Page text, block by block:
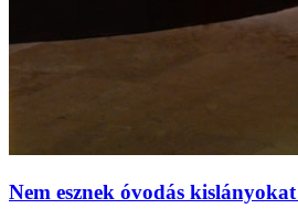
Nem esznek óvodás